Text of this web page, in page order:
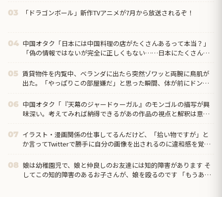
03 「ドラゴンボール」新作TVアニメが7月から放送されるぞ！
04 中国オタク「日本には中国料理の店がたくさんあるって本当？」
「偽の情報ではないが完全に正しくもない……日本にたくさんあ
05 賃貸物件を内覧中、ベランダに出たら突然ゾワッと両腕に鳥肌が
出た。「やっぱりこの部屋嫌だ」と思った瞬間、体が前にドンッ
06 中国オタク「『天幕のジャードゥーガル』のモンゴルの描写が興
味深い。考えてみれば納得できるがあの作品の視点と解釈は意外
07 イラスト・漫画関係の仕事してるんだけど、「拾い物ですが」と
か言ってTwitterで勝手に自分の画像を出されるのに違和感を覚え
08 娘は幼稚園児で、娘と仲良しのお友達には知的障害があります そ
してこの知的障害のあるお子さんが、娘を殴るのです 「もうあの